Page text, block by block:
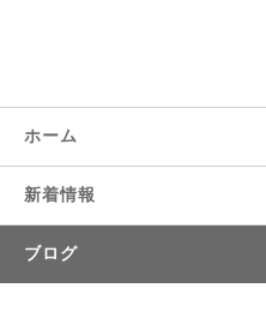
ホーム
新着情報
ブログ